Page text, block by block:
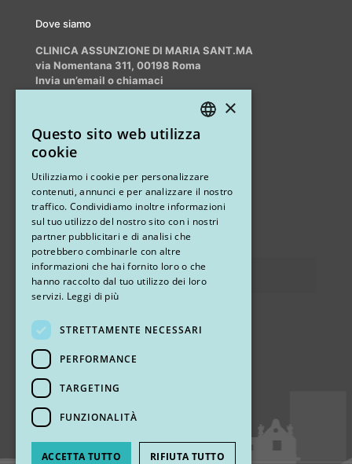
Dove siamo
CLINICA ASSUNZIONE DI MARIA SANT.MA
via Nomentana 311, 00198 Roma
Invia un’email o chiamaci
Altri studi
STUDIO MARIANETTI MED
via Sandro Pertini 26, 67051 Avezzano (AQ)
Ci trovi
×
Questo sito web utilizza
cookie
Utilizziamo i cookie per personalizzare
contenuti, annunci e per analizzare il nostro
traffico. Condividiamo inoltre informazioni
sul tuo utilizzo del nostro sito con i nostri
partner pubblicitari e di analisi che
potrebbero combinarle con altre
informazioni che hai fornito loro o che
hanno raccolto dal tuo utilizzo dei loro
servizi. Leggi di più
STRETTAMENTE NECESSARI
PERFORMANCE
TARGETING
FUNZIONALITÀ
ACCETTA TUTTO RIFIUTA TUTTO